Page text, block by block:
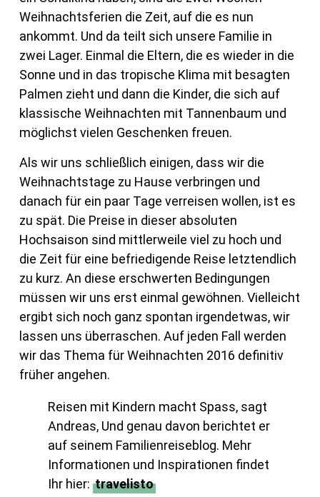
Weihnachtsferien die Zeit, auf die es nun
ankommt. Und da teilt sich unsere Familie in
zwei Lager. Einmal die Eltern, die es wieder in die
Sonne und in das tropische Klima mit besagten
Palmen zieht und dann die Kinder, die sich auf
klassische Weihnachten mit Tannenbaum und
möglichst vielen Geschenken freuen.
Als wir uns schließlich einigen, dass wir die
Weihnachtstage zu Hause verbringen und
danach für ein paar Tage verreisen wollen, ist es
zu spät. Die Preise in dieser absoluten
Hochsaison sind mittlerweile viel zu hoch und
die Zeit für eine befriedigende Reise letztendlich
zu kurz. An diese erschwerten Bedingungen
müssen wir uns erst einmal gewöhnen. Vielleicht
ergibt sich noch ganz spontan irgendetwas, wir
lassen uns überraschen. Auf jeden Fall werden
wir das Thema für Weihnachten 2016 definitiv
früher angehen.
Reisen mit Kindern macht Spass, sagt
Andreas, Und genau davon berichtet er
auf seinem Familienreiseblog. Mehr
Informationen und Inspirationen findet
Ihr hier: travelisto